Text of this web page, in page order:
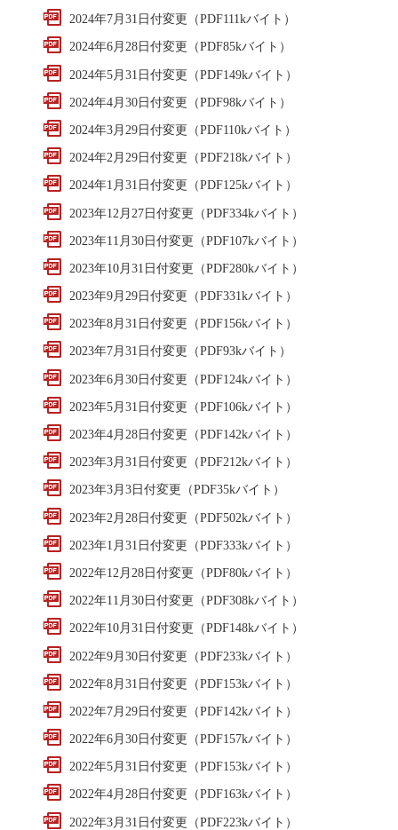
2024年7月31日付変更（PDF111kバイト）
2024年6月28日付変更（PDF85kバイト）
2024年5月31日付変更（PDF149kバイト）
2024年4月30日付変更（PDF98kバイト）
2024年3月29日付変更（PDF110kバイト）
2024年2月29日付変更（PDF218kバイト）
2024年1月31日付変更（PDF125kバイト）
2023年12月27日付変更（PDF334kバイト）
2023年11月30日付変更（PDF107kバイト）
2023年10月31日付変更（PDF280kバイト）
2023年9月29日付変更（PDF331kバイト）
2023年8月31日付変更（PDF156kバイト）
2023年7月31日付変更（PDF93kバイト）
2023年6月30日付変更（PDF124kバイト）
2023年5月31日付変更（PDF106kバイト）
2023年4月28日付変更（PDF142kバイト）
2023年3月31日付変更（PDF212kバイト）
2023年3月3日付変更（PDF35kバイト）
2023年2月28日付変更（PDF502kバイト）
2023年1月31日付変更（PDF333kバイト）
2022年12月28日付変更（PDF80kバイト）
2022年11月30日付変更（PDF308kバイト）
2022年10月31日付変更（PDF148kバイト）
2022年9月30日付変更（PDF233kバイト）
2022年8月31日付変更（PDF153kバイト）
2022年7月29日付変更（PDF142kバイト）
2022年6月30日付変更（PDF157kバイト）
2022年5月31日付変更（PDF153kバイト）
2022年4月28日付変更（PDF163kバイト）
2022年3月31日付変更（PDF223kバイト）